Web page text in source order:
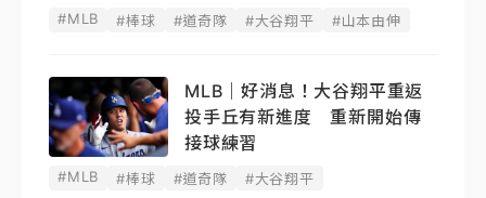
#MLB #棒球 #道奇隊 #大谷翔平 #山本由伸
MLB｜好消息！大谷翔平重返
投手丘有新進度 重新開始傳
接球練習
#MLB #棒球 #道奇隊 #大谷翔平